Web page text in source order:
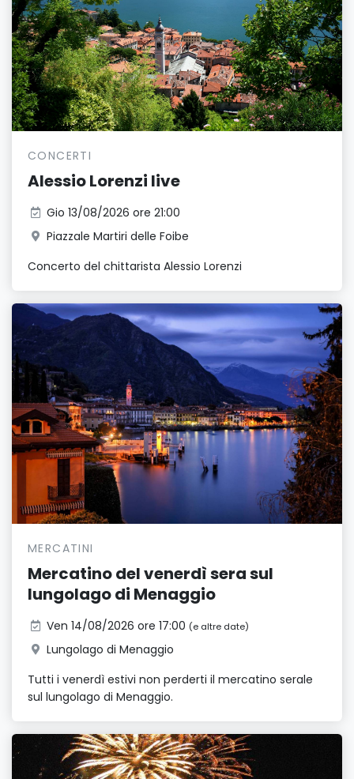
CONCERTI
Alessio Lorenzi live
Gio 13/08/2026 ore 21:00
Piazzale Martiri delle Foibe
Concerto del chittarista Alessio Lorenzi
MERCATINI
Mercatino del venerdì sera sul
lungolago di Menaggio
Ven 14/08/2026 ore 17:00 (e altre date)
Lungolago di Menaggio
Tutti i venerdì estivi non perderti il mercatino serale
sul lungolago di Menaggio.